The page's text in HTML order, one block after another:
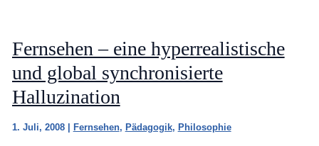
Fernsehen – eine hyperrealistische
und global synchronisierte
Halluzination
1. Juli, 2008 | Fernsehen, Pädagogik, Philosophie